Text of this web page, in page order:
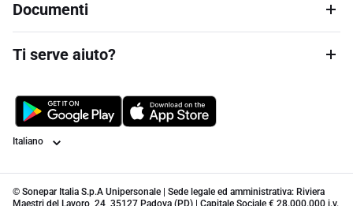
Documenti
Ti serve aiuto?
Lingua
© Sonepar Italia S.p.A Unipersonale | Sede legale ed amministrativa: Riviera
Maestri del Lavoro, 24, 35127 Padova (PD) | Capitale Sociale € 28.000.000 i.v.